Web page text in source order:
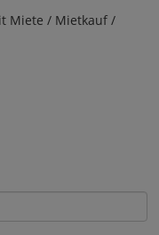
Miete / Mietkauf /